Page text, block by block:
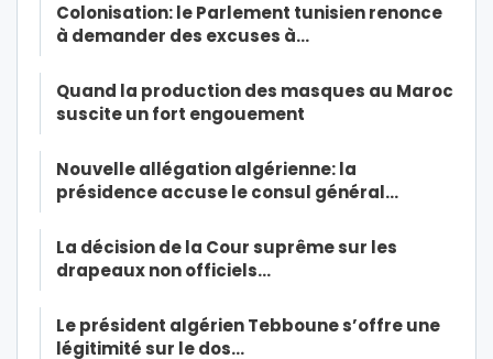
Colonisation: le Parlement tunisien renonce
à demander des excuses à…
Quand la production des masques au Maroc
suscite un fort engouement
Nouvelle allégation algérienne: la
présidence accuse le consul général…
La décision de la Cour suprême sur les
drapeaux non officiels…
Le président algérien Tebboune s’offre une
légitimité sur le dos…